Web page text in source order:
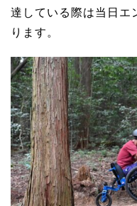
達している際は当日エ
ります。